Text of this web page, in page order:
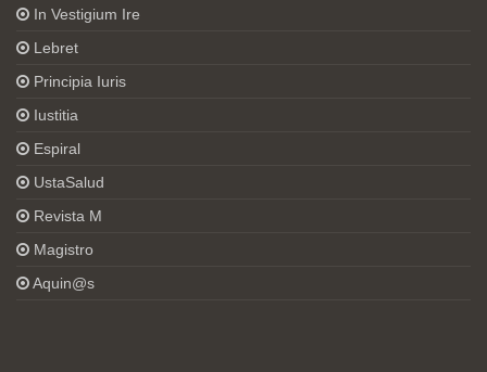
In Vestigium Ire
Lebret
Principia Iuris
Iustitia
Espiral
UstaSalud
Revista M
Magistro
Aquin@s